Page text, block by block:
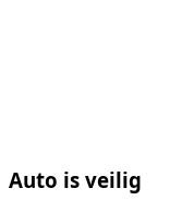
Auto is veilig